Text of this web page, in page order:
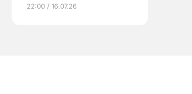
22:00 / 16.07.26